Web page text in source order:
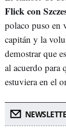
Flick con
polaco puso en
capitán y la
demostrar que
al acuerdo para
estuviera en el